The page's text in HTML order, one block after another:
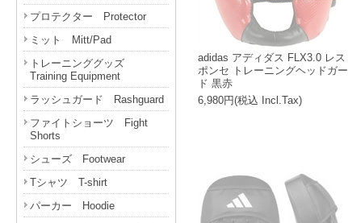
adidas アディダス FLX3.0 レス
ポンセ トレーニングヘッドガー
ド 黒赤
6,980円(税込 Incl.Tax)
プロテクター Protector
ミット Mitt/Pad
トレーニンググッズ
Training Equipment
ラッシュガード Rashguard
ファイトショーツ Fight
Shorts
シューズ Footwear
Tシャツ T-shirt
パーカー Hoodie